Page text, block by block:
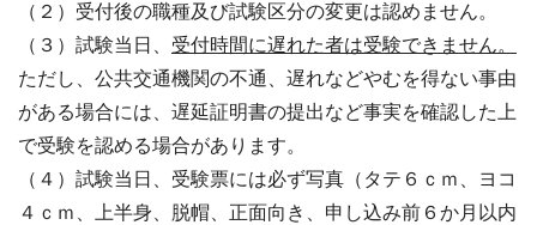
（２）受付後の職種及び試験区分の変更は認めません。
（３）試験当日、 受付時間に遅れた者は受験できません。
ただし、公共交通機関の不通、遅れなどやむを得ない事由
がある場合には、遅延証明書の提出など事実を確認した上
で受験を認める場合があります。
（４）試験当日、受験票には必ず写真（タテ６ｃｍ、ヨコ
４ｃｍ、上半身、脱帽、正面向き、申し込み前６か月以内